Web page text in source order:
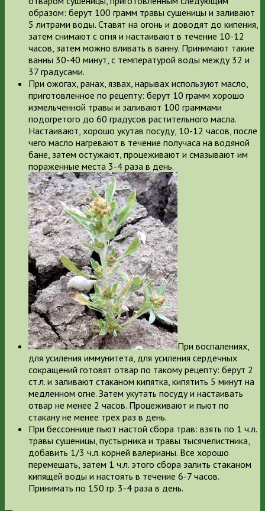
образом: берут 100 грамм травы сушеницы и заливают
5 литрами воды. Ставят на огонь и доводят до кипения,
затем снимают с огня и настаивают в течение 10-12
часов, затем можно вливать в ванну. Принимают такие
ванны 30-40 минут, с температурой воды между 32 и
37 градусами.
При ожогах, ранах, язвах, нарывах используют масло,
приготовленное по рецепту: берут 10 грамм хорошо
измельченной травы и заливают 100 граммами
подогретого до 60 градусов растительного масла.
Настаивают, хорошо укутав посуду, 10-12 часов, после
чего масло нагревают в течение получаса на водяной
бане, затем остужают, процеживают и смазывают им
пораженные места 3-4 раза в день.
При воспалениях,
для усиления иммунитета, для усиления сердечных
сокращений готовят отвар по такому рецепту: берут 2
ст.л. и заливают стаканом кипятка, кипятить 5 минут на
медленном огне. Затем укутать посуду и настаивать
отвар не менее 2 часов. Процеживают и пьют по
стакану не менее трех раз в день.
При бессоннице пьют настой сбора трав: взять по 1 ч.л.
травы сушеницы, пустырника и травы тысячелистника,
добавить 1/3 ч.л. корней валерианы. Все хорошо
перемешать, затем 1 ч.л. этого сбора залить стаканом
кипящей воды и настоять в течение 6-7 часов.
Принимать по 150 гр. 3-4 раза в день.